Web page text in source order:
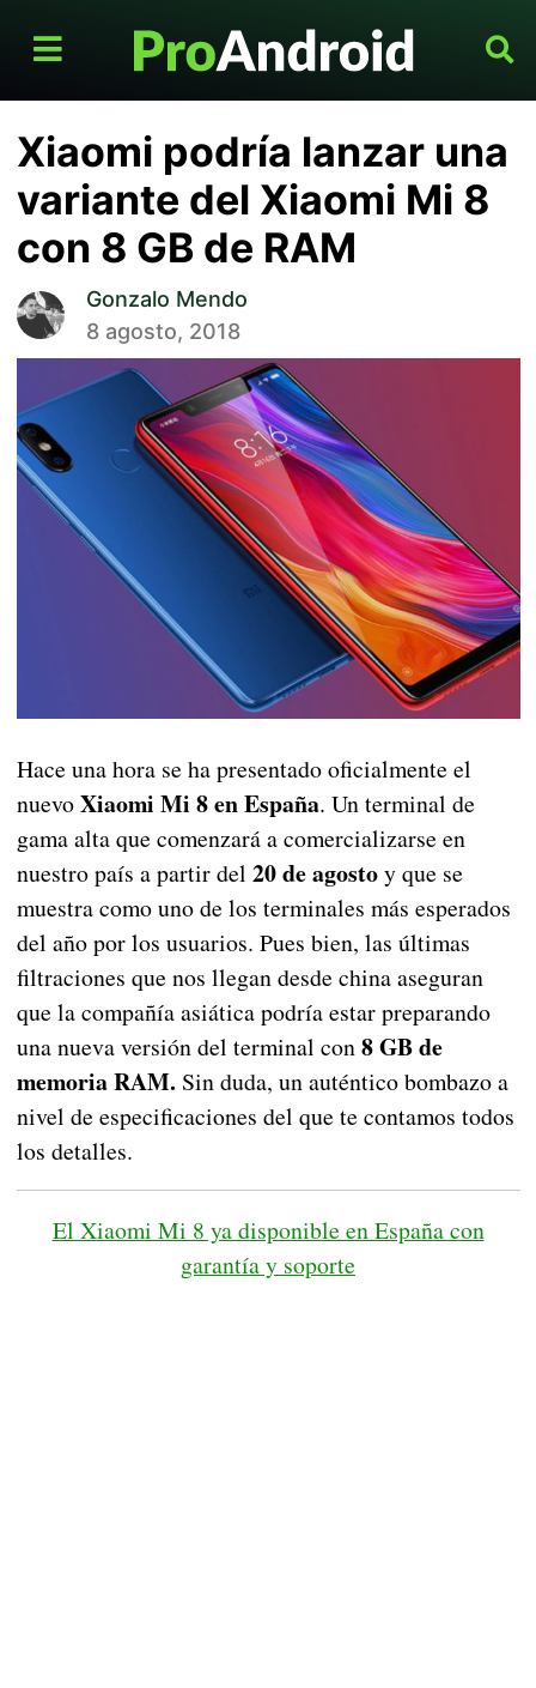
Xiaomi podría lanzar una
variante del Xiaomi Mi 8
con 8 GB de RAM
Gonzalo Mendo
8 agosto, 2018
Hace una hora se ha presentado oficialmente el
nuevoXiaomi Mi 8 en España. Un terminal de
gama alta que comenzará a comercializarse en
nuestro país a partir del 20 de agostoy que se
muestra como uno de los terminales más esperados
del año por los usuarios. Pues bien, las últimas
filtraciones que nos llegan desde china aseguran
que la compañía asiática podría estar preparando
una nueva versión del terminal con8 GB de
memoria RAM. Sin duda, un auténtico bombazo a
nivel de especificaciones del que te contamos todos
los detalles.
El Xiaomi Mi 8 ya disponible en España con
garantía y soporte